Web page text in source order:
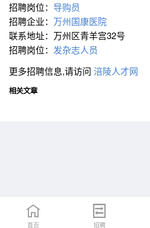
招聘岗位： 导购员
招聘企业： 万州国康医院
联系地址：万州区青羊宫32号
招聘岗位： 发杂志人员
更多招聘信息,请访问 涪陵人才网
相关文章
首页 招聘
首页 招聘